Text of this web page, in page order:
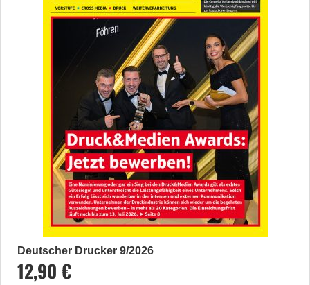
Deutscher Drucker 9/2026
12,90 €